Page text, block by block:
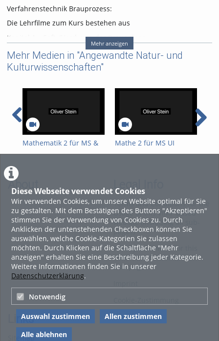
Diese Webseite verwendet Cookies
Wir verwenden Cookies, um unsere Website optimal für Sie
zu gestalten. Mit dem Bestätigen des Buttons "Akzeptieren"
stimmen Sie der Verwendung von Cookies zu. Durch
Anklicken der untenstehenden Checkboxen können Sie
auswählen, welche Cookie-Kategorien Sie zulassen
möchten. Durch Klicken auf die Schaltfläche "Mehr
anzeigen" erhalten Sie eine Beschreibung jeder Kategorie.
Weitere Informationen finden Sie in unserer
Datenschutzerklärung.
Notwendig
Auswahl zustimmen
Allen zustimmen
Alle ablehnen
Verfahrenstechnik Brauprozess:
Die Lehrfilme zum Kurs bestehen aus
Kapitel 1 – Soft-/Hardware der Brauanlage
Kapitel 2.1 – Grundlagen des Brauprozesses (Geschichte,
Rohstoffe und Theorie)
Rohstoffe und Theorie)
Kapitel 3 – Reinigen der Anlage / Schroten des Malzes
Kapitel 4 – Brauprozess: Maischen
Kapitel 5 – Brauprozess: Läutern
Kapitel 6 – Brauprozess: Kochen & Hopfenzugabe
Kapitel 7 – Brauprozess: Whirlpoolverfahren, Kühlen,
Fassabfüllung & Hefezugabe
Kapitel 8 – Gärung, Flaschenabfüllung & Reifung des Bieres in
Flaschen
Viel Spaß beim ansehen - Siegfried Schrammel
Tags:
verfahrenstechnik braukurs bierbrauen aw-fach bierherstellung
Mehr anzeigen
Mehr Medien in "Angewandte Natur- und
Kulturwissenschaften"
Mathematik 2 für MS &
UI 15.4.26
Mathe 2 für MS UI
14.4.26
About Legal Info
Terms and Conditions for the
Usage of this ViMP based
website (including all sub-
pages)
Privacy Statement for this
ViMP based Website incl.
Sub-pages
Links
Sitemap